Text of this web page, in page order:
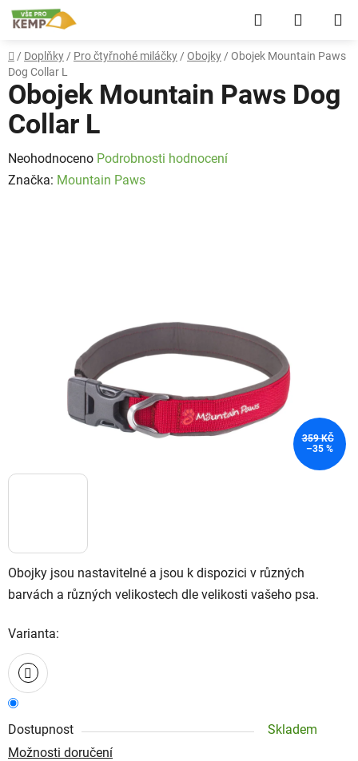
Přejít
na
Hledat
Domů
/ Doplňky / Pro čtyřnohé miláčky / Obojky / Obojek Mountain Paws
Dog Collar L
Obojky jsou nastavitelné a jsou k dispozici v různých
barvách a různých velikostech dle velikosti vašeho psa.
Varianta:
Dostupnost
Skladem
Možnosti doručení
Obojek Mountain Paws Dog
Collar L
Průměrné
hodnocení
Neohodnoceno Podrobnosti hodnocení
Značka: Mountain Paws
359 KČ
–35 %